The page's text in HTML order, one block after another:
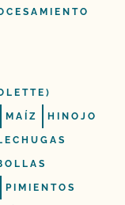
MAÍZ HINOJO
PIMIENTOS